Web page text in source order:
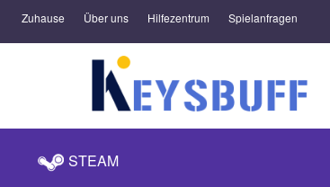
Zuhause Über uns Hilfezentrum Spielanfragen
STEAM